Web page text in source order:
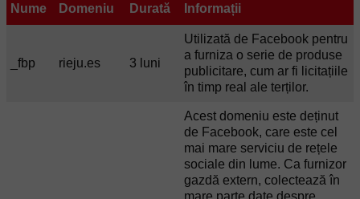
Nume Domeniu Durată Informații
_fbp rieju.es 3 luni
Utilizată de Facebook pentru
a furniza o serie de produse
publicitare, cum ar fi licitațiile
în timp real ale terților.
Acest domeniu este deținut
de Facebook, care este cel
mai mare serviciu de rețele
sociale din lume. Ca furnizor
gazdă extern, colectează în
mare parte date despre